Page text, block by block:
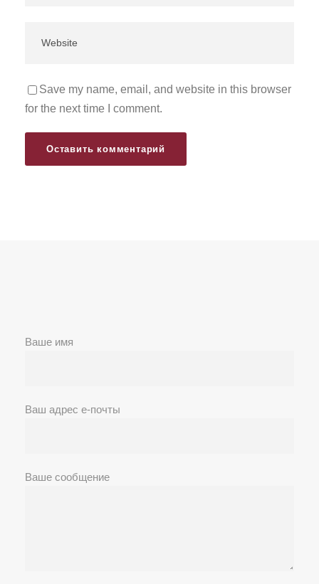
Save my name, email, and website in this browser
for the next time I comment.
Ваше имя
Ваш адрес е-почты
Ваше сообщение